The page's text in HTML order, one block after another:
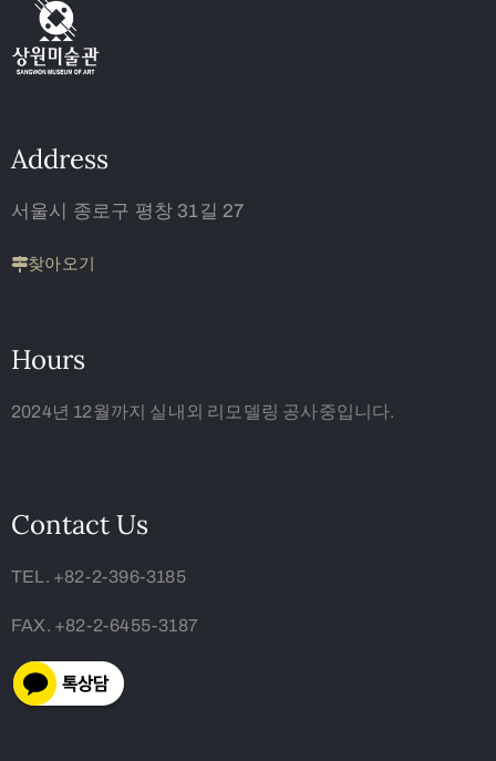
Address
서울시 종로구 평창 31길 27
찾아오기
Hours
2024년 12월까지 실내외 리모델링 공사중입니다.
Contact Us
TEL. +82-2-396-3185
FAX. +82-2-6455-3187